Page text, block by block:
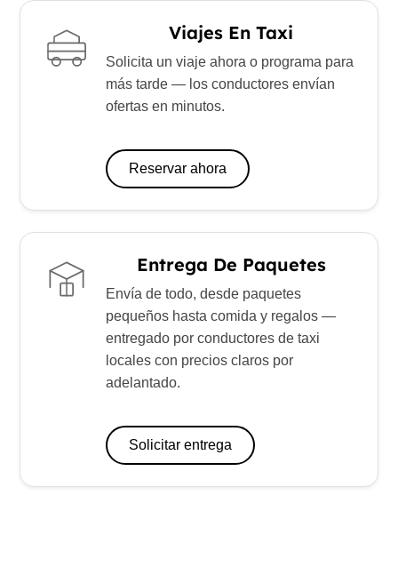
Viajes En Taxi
Solicita un viaje ahora o programa para
más tarde — los conductores envían
ofertas en minutos.
Reservar ahora
Entrega De Paquetes
Envía de todo, desde paquetes
pequeños hasta comida y regalos —
entregado por conductores de taxi
locales con precios claros por
adelantado.
Solicitar entrega